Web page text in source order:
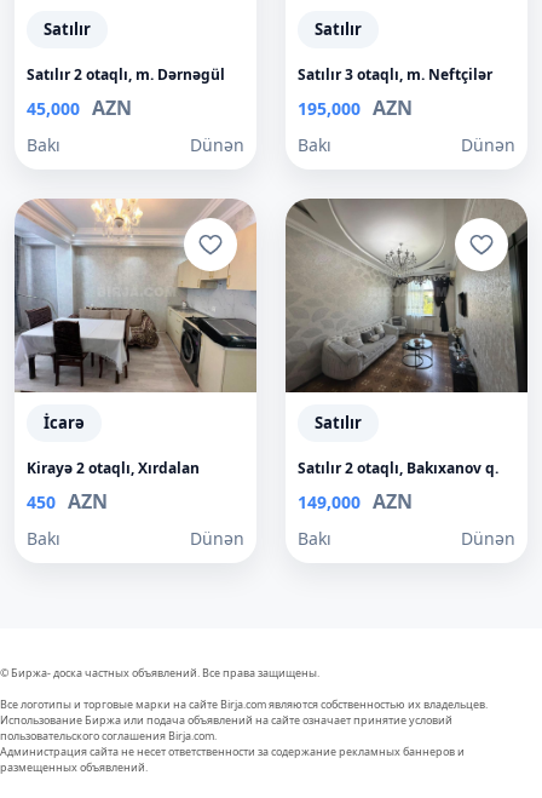
Satılır
Satılır 2 otaqlı, m. Dərnəgül
45,000 AZN
Bakı Dünən
Satılır
Satılır 3 otaqlı, m. Neftçilər
195,000 AZN
Bakı Dünən
İcarə
Kirayə 2 otaqlı, Xırdalan
450 AZN
Bakı Dünən
Satılır
Satılır 2 otaqlı, Bakıxanov q.
149,000 AZN
Bakı Dünən
© Биржа- доска частных объявлений. Все права защищены.
Все логотипы и торговые марки на сайте Birja.com являются собственностью их владельцев.
Использование Биржа или подача объявлений на сайте означает принятие условий
пользовательского соглашения Birja.com.
Администрация сайта не несет ответственности за содержание рекламных баннеров и
размещенных объявлений.